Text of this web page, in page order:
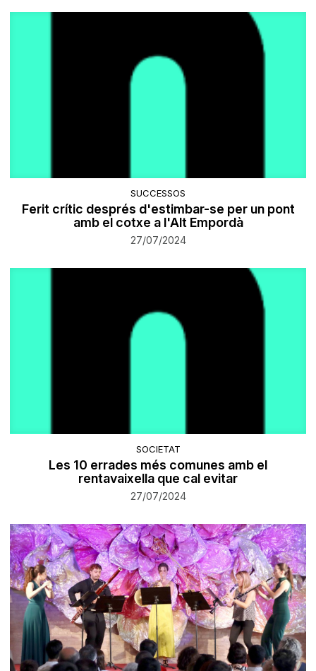
SUCCESSOS
Ferit crític després d'estimbar-se per un pont
amb el cotxe a l'Alt Empordà
27/07/2024
SOCIETAT
Les 10 errades més comunes amb el
rentavaixella que cal evitar
27/07/2024